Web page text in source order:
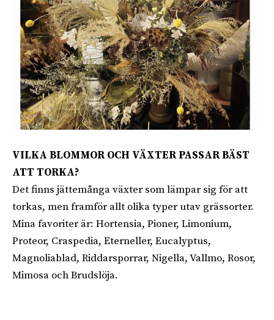
VILKA BLOMMOR OCH VÄXTER PASSAR BÄST
ATT TORKA?
Det finns jättemånga växter som lämpar sig för att
torkas, men framför allt olika typer utav grässorter.
Mina favoriter är: Hortensia, Pioner, Limonium,
Proteor, Craspedia, Eterneller, Eucalyptus,
Magnoliablad, Riddarsporrar, Nigella, Vallmo, Rosor,
Mimosa och Brudslöja.